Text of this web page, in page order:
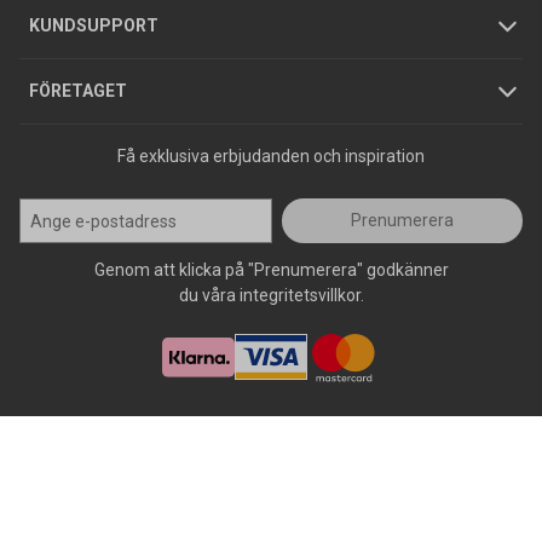
KUNDSUPPORT
Varumärken
FÖRETAGET
Jobba hos oss
Press
Få exklusiva erbjudanden och inspiration
Prenumerera
Genom att klicka på "Prenumerera" godkänner
du våra integritetsvillkor.